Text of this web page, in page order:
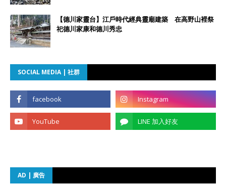
【德川家靈台】江戶時代經典靈廟建築 在高野山裡祭
祀德川家康和德川秀忠
SOCIAL MEDIA | 社群
AD | 廣告